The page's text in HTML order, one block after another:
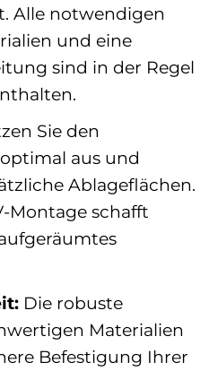
Alle notwendigen
und eine
sind in der Regel
Sie den
aus und
Ablageflächen.
Montage schafft
Die robuste
Materialien
Befestigung Ihrer